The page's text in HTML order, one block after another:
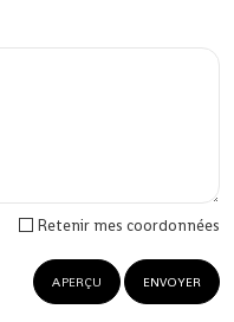
Retenir mes coordonnées